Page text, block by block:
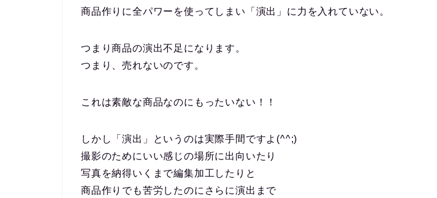
商品作りに全パワーを使ってしまい「演出」に力を入れていない。
つまり商品の演出不足になります。
つまり、売れないのです。
これは素敵な商品なのにもったいない！！
しかし「演出」というのは実際手間ですよ(^^;)
撮影のためにいい感じの場所に出向いたり
写真を納得いくまで編集加工したりと
商品作りでも苦労したのにさらに演出まで